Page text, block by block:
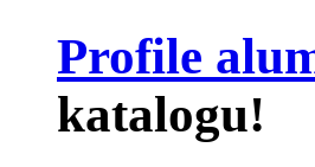
Profile
katalogu!